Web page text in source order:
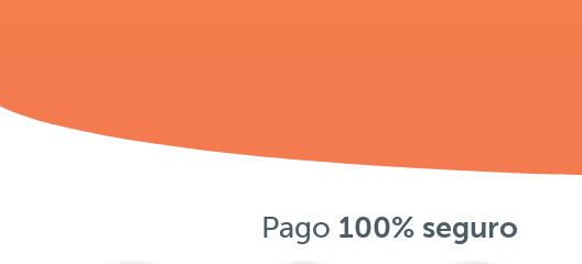
Pago 100% seguro